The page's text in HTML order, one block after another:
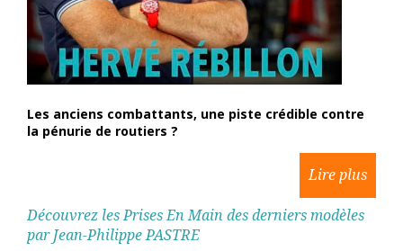
Les anciens combattants, une piste crédible contre
la pénurie de routiers ?
Découvrez les Prises En Main des derniers modèles
par Jean-Philippe PASTRE